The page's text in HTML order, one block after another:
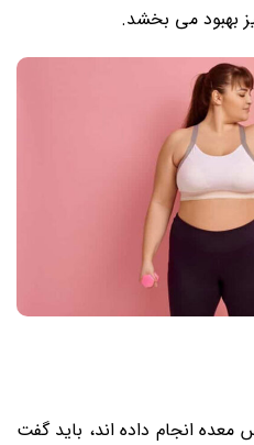
بهبود می بخشد.
انجام داده اند، باید گفت